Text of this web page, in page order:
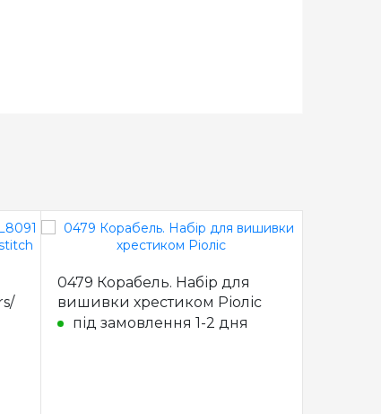
0479 Корабель. Набір для
вишивки хрестиком Ріоліс
під замовлення 1-2 дня